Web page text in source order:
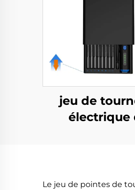
jeu de
électrique
Le jeu de pointes de